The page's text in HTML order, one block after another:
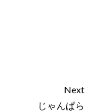
Next
じゃんぱら